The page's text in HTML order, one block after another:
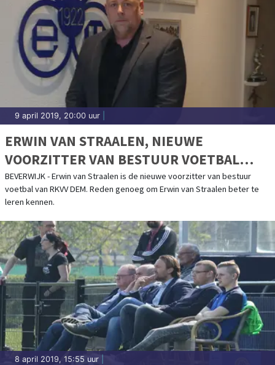
9 april 2019, 20:00 uur
ERWIN VAN STRAALEN, NIEUWE
VOORZITTER VAN BESTUUR VOETBAL
RKVV DEM
BEVERWIJK - Erwin van Straalen is de nieuwe voorzitter van bestuur
voetbal van RKVV DEM. Reden genoeg om Erwin van Straalen beter te
leren kennen.
8 april 2019, 15:55 uur